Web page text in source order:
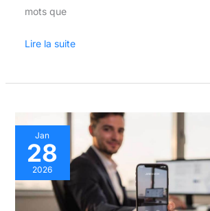
mots que
Lire la suite
Jan
28
2026
Conseils
pour
Réussir
un
Entretien